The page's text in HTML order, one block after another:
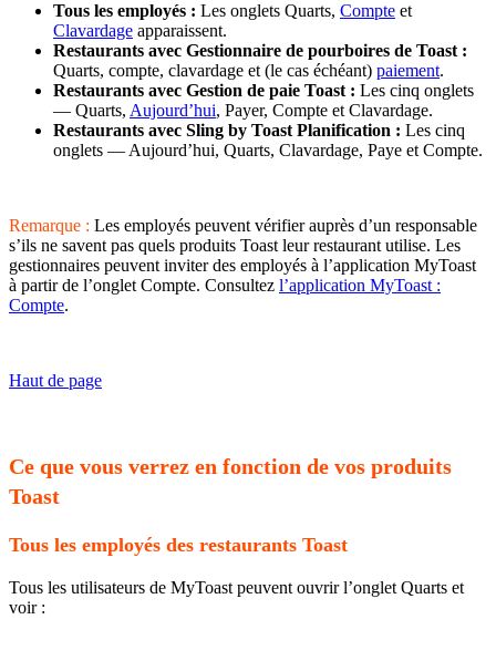
Tous les employés : Les onglets Quarts, Compte et
Clavardage apparaissent.
Restaurants avec Gestionnaire de pourboires de Toast :
Quarts, compte, clavardage et (le cas échéant) paiement.
Restaurants avec Gestion de paie Toast : Les cinq onglets
— Quarts, Aujourd’hui, Payer, Compte et Clavardage.
Restaurants avec Sling by Toast Planification : Les cinq
onglets — Aujourd’hui, Quarts, Clavardage, Paye et Compte.
Remarque : Les employés peuvent vérifier auprès d’un responsable
s’ils ne savent pas quels produits Toast leur restaurant utilise. Les
gestionnaires peuvent inviter des employés à l’application MyToast
à partir de l’onglet Compte. Consultez l’application MyToast :
Compte.
Haut de page
Ce que vous verrez en fonction de vos produits
Toast
Tous les employés des restaurants Toast
Tous les utilisateurs de MyToast peuvent ouvrir l’onglet Quarts et
voir :